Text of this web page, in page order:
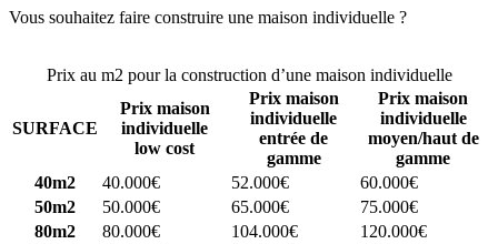
Vous souhaitez faire construire une maison individuelle ?
Prix au m2 pour la construction d’une maison individuelle
SURFACE
Prix maison
individuelle
low cost
Prix maison
individuelle
entrée de
gamme
Prix maison
individuelle
moyen/haut de
gamme
40m2
40.000€ 52.000€
60.000€
50m2
50.000€ 65.000€
75.000€
80m2
80.000€ 104.000€
120.000€